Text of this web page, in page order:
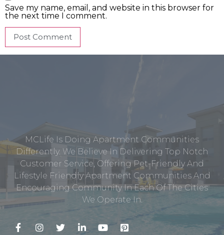
Save my name, email, and website in this browser for
the next time I comment.
MCLife Is Doing Apartment Communities
Differently. We Believe In Delivering Top Notch
Customer Service, Offering Pet-Friendly And
Lifestyle Friendly Apartment Communities And
Encouraging Community In Each Of The Cities
We Operate In.